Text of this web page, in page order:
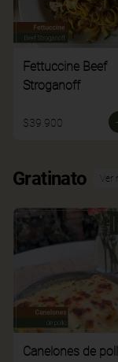
Fettuccine Beef
Stroganoff
$39.900
Gratinato Ver
Canelones de